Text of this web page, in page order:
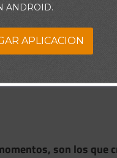
son los que
ANDROID.
APLICACION